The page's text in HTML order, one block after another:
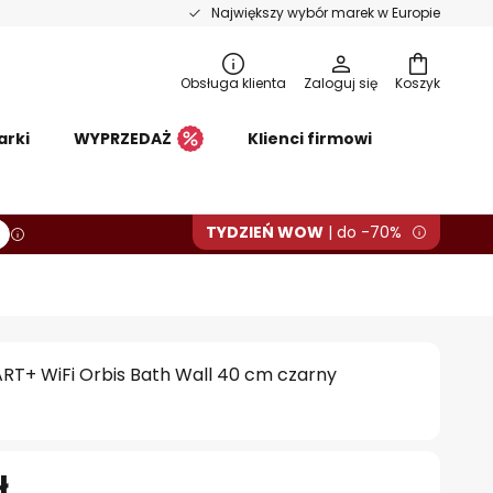
Największy wybór marek w Europie
Koszyk
Obsługa klienta Zaloguj się
WYPRZEDAŻ Klienci firmowi
TYDZIEŃ WOW | do -70%
WiFi Orbis Bath Wall 40 cm czarny